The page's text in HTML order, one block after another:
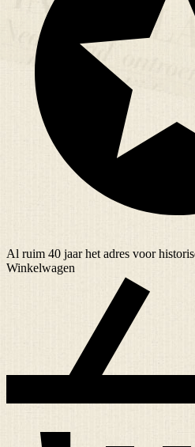
Al ruim 40 jaarhet adres voor
Winkelwagen